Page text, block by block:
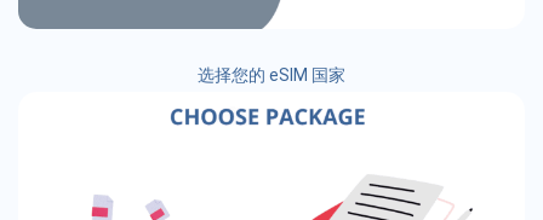
选择您的 eSIM 国家